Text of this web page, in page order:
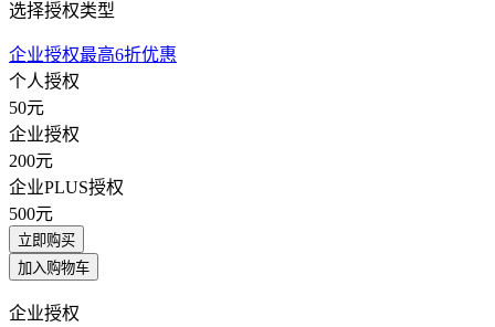
选择授权类型
企业授权最高6折优惠
个人授权
50元
企业授权
200元
企业PLUS授权
500元
立即购买
加入购物车
企业授权